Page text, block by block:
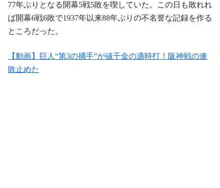
77年ぶりとなる開幕5戦5敗を喫していた。この日も敗れれ
ば開幕6戦6敗で1937年以来88年ぶりの不名誉な記録を作る
ところだった。
【動画】巨人“第3の捕手”が値千金の適時打！阪神戦の連
敗止めた